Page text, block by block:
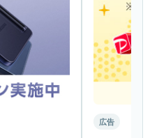
広告